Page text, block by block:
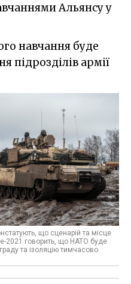
Альянсу у
навчання буде
підрозділів армії
що сценарій та місце
2021 говорить, що НАТО буде
та ізоляцію тимчасово